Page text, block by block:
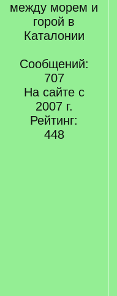
между морем и
горой в
Каталонии
Сообщений:
707
На сайте с
2007 г.
Рейтинг:
448